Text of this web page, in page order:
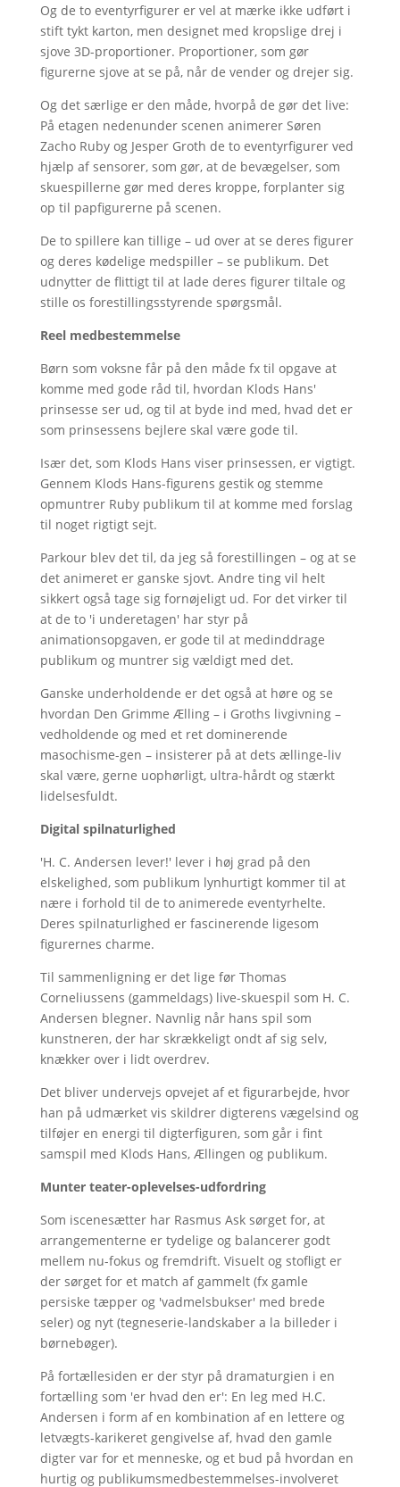
Og de to eventyrfigurer er vel at mærke ikke udført i
stift tykt karton, men designet med kropslige drej i
sjove 3D-proportioner. Proportioner, som gør
figurerne sjove at se på, når de vender og drejer sig.
Og det særlige er den måde, hvorpå de gør det live:
På etagen nedenunder scenen animerer Søren
Zacho Ruby og Jesper Groth de to eventyrfigurer ved
hjælp af sensorer, som gør, at de bevægelser, som
skuespillerne gør med deres kroppe, forplanter sig
op til papfigurerne på scenen.
De to spillere kan tillige – ud over at se deres figurer
og deres kødelige medspiller – se publikum. Det
udnytter de flittigt til at lade deres figurer tiltale og
stille os forestillingsstyrende spørgsmål.
Reel medbestemmelse
Børn som voksne får på den måde fx til opgave at
komme med gode råd til, hvordan Klods Hans'
prinsesse ser ud, og til at byde ind med, hvad det er
som prinsessens bejlere skal være gode til.
Især det, som Klods Hans viser prinsessen, er vigtigt.
Gennem Klods Hans-figurens gestik og stemme
opmuntrer Ruby publikum til at komme med forslag
til noget rigtigt sejt.
Parkour blev det til, da jeg så forestillingen – og at se
det animeret er ganske sjovt. Andre ting vil helt
sikkert også tage sig fornøjeligt ud. For det virker til
at de to 'i underetagen' har styr på
animationsopgaven, er gode til at medinddrage
publikum og muntrer sig vældigt med det.
Ganske underholdende er det også at høre og se
hvordan Den Grimme Ælling – i Groths livgivning –
vedholdende og med et ret dominerende
masochisme-gen – insisterer på at dets ællinge-liv
skal være, gerne uophørligt, ultra-hårdt og stærkt
lidelsesfuldt.
Digital spilnaturlighed
'H. C. Andersen lever!' lever i høj grad på den
elskelighed, som publikum lynhurtigt kommer til at
nære i forhold til de to animerede eventyrhelte.
Deres spilnaturlighed er fascinerende ligesom
figurernes charme.
Til sammenligning er det lige før Thomas
Corneliussens (gammeldags) live-skuespil som H. C.
Andersen blegner. Navnlig når hans spil som
kunstneren, der har skrækkeligt ondt af sig selv,
knækker over i lidt overdrev.
Det bliver undervejs opvejet af et figurarbejde, hvor
han på udmærket vis skildrer digterens vægelsind og
tilføjer en energi til digterfiguren, som går i fint
samspil med Klods Hans, Ællingen og publikum.
Munter teater-oplevelses-udfordring
Som iscenesætter har Rasmus Ask sørget for, at
arrangementerne er tydelige og balancerer godt
mellem nu-fokus og fremdrift. Visuelt og stofligt er
der sørget for et match af gammelt (fx gamle
persiske tæpper og 'vadmelsbukser' med brede
seler) og nyt (tegneserie-landskaber a la billeder i
børnebøger).
På fortællesiden er der styr på dramaturgien i en
fortælling som 'er hvad den er': En leg med H.C.
Andersen i form af en kombination af en lettere og
letvægts-karikeret gengivelse af, hvad den gamle
digter var for et menneske, og et bud på hvordan en
hurtig og publikumsmedbestemmelses-involveret